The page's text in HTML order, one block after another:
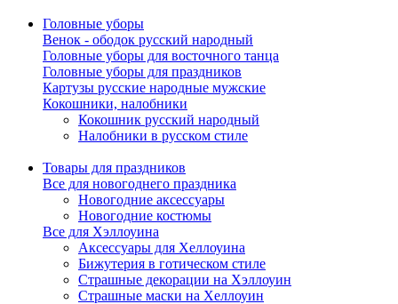
Головные уборы
Венок - ободок русский народный
Головные уборы для восточного танца
Головные уборы для праздников
Картузы русские народные мужские
Кокошники, налобники
Кокошник русский народный
Налобники в русском стиле
Товары для праздников
Все для новогоднего праздника
Новогодние аксессуары
Новогодние костюмы
Все для Хэллоуина
Аксессуары для Хеллоуина
Бижутерия в готическом стиле
Страшные декорации на Хэллоуин
Страшные маски на Хеллоуин